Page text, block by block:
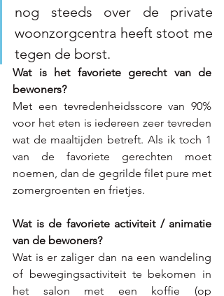
nog steeds over de private
woonzorgcentra heeft stoot me
tegen de borst.
Wat is het favoriete gerecht van de
bewoners?
Met een tevredenheidsscore van 90%
voor het eten is iedereen zeer tevreden
wat de maaltijden betreft. Als ik toch 1
van de favoriete gerechten moet
noemen, dan de gegrilde filet pure met
zomergroenten en frietjes.
Wat is de favoriete activiteit / animatie
van de bewoners?
Wat is er zaliger dan na een wandeling
of bewegingsactiviteit te bekomen in
het salon met een koffie (op